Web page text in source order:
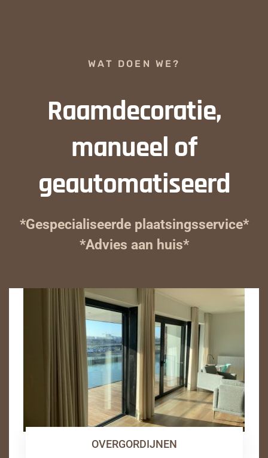
WAT DOEN WE?
Raamdecoratie,
manueel of
geautomatiseerd
*Gespecialiseerde plaatsingsservice*
*Advies aan huis*
OVERGORDIJNEN